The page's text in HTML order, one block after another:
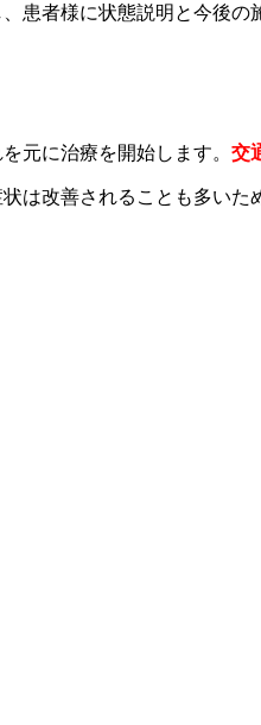
患者様に状態説明と今後の
元に治療を開始します。 交
は改善されることも多いた